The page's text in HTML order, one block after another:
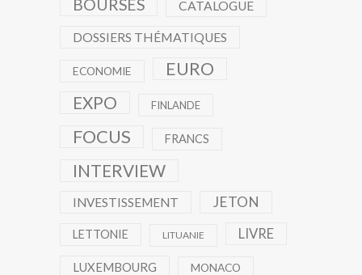
BOURSES CATALOGUE
DOSSIERS THÉMATIQUES
ECONOMIE EURO
EXPO FINLANDE
FOCUS FRANCS
INTERVIEW
INVESTISSEMENT JETON
LETTONIE LITUANIE LIVRE
LUXEMBOURG MONACO